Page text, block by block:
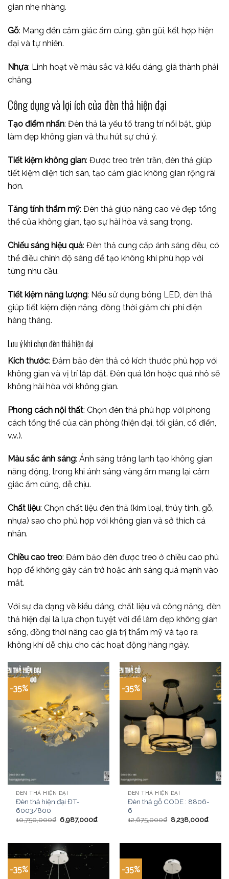
gian nhẹ nhàng.
Gỗ: Mang đến cảm giác ấm cúng, gần gũi, kết hợp hiện
đại và tự nhiên.
Nhựa: Linh hoạt về màu sắc và kiểu dáng, giá thành phải
chăng.
Công dụng và lợi ích của đèn thả hiện đại
Tạo điểm nhấn: Đèn thả là yếu tố trang trí nổi bật, giúp
làm đẹp không gian và thu hút sự chú ý.
Tiết kiệm không gian: Được treo trên trần, đèn thả giúp
tiết kiệm diện tích sàn, tạo cảm giác không gian rộng rãi
hơn.
Tăng tính thẩm mỹ: Đèn thả giúp nâng cao vẻ đẹp tổng
thể của không gian, tạo sự hài hòa và sang trọng.
Chiếu sáng hiệu quả: Đèn thả cung cấp ánh sáng đều, có
thể điều chỉnh độ sáng để tạo không khí phù hợp với
từng nhu cầu.
Tiết kiệm năng lượng: Nếu sử dụng bóng LED, đèn thả
giúp tiết kiệm điện năng, đồng thời giảm chi phí điện
hàng tháng.
Lưu ý khi chọn đèn thả hiện đại
Kích thước: Đảm bảo đèn thả có kích thước phù hợp với
không gian và vị trí lắp đặt. Đèn quá lớn hoặc quá nhỏ sẽ
không hài hòa với không gian.
Phong cách nội thất: Chọn đèn thả phù hợp với phong
cách tổng thể của căn phòng (hiện đại, tối giản, cổ điển,
v.v.).
Màu sắc ánh sáng: Ánh sáng trắng lạnh tạo không gian
năng động, trong khi ánh sáng vàng ấm mang lại cảm
giác ấm cúng, dễ chịu.
Chất liệu: Chọn chất liệu đèn thả (kim loại, thủy tinh, gỗ,
nhựa) sao cho phù hợp với không gian và sở thích cá
nhân.
Chiều cao treo: Đảm bảo đèn được treo ở chiều cao phù
hợp để không gây cản trở hoặc ánh sáng quá mạnh vào
mắt.
Với sự đa dạng về kiểu dáng, chất liệu và công năng, đèn
thả hiện đại là lựa chọn tuyệt vời để làm đẹp không gian
sống, đồng thời nâng cao giá trị thẩm mỹ và tạo ra
không khí dễ chịu cho các hoạt động hàng ngày.
-35%
ĐÈN THẢ HIỆN ĐẠI
Đèn thả hiện đại ĐT-
6003/800
10,750,000₫ 6,987,000₫
-35%
ĐÈN THẢ HIỆN ĐẠI
Đèn thả gỗ CODE : 8806-
6
12,675,000₫ 8,238,000₫
-35% -35%